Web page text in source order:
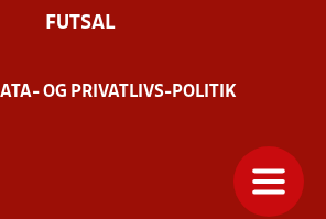
FUTSAL
OG PRIVATLIVS-POLITIK